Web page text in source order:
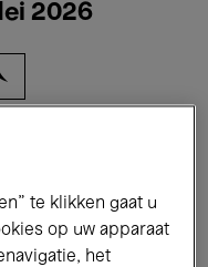
2026
Debatten
te klikken gaat u
op uw apparaat
het